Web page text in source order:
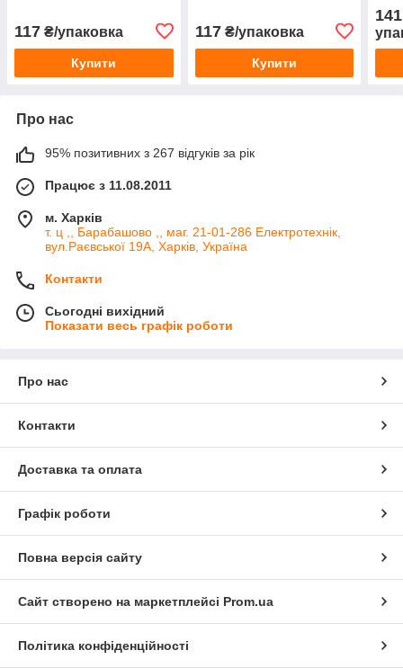
117 ₴/упаковка
Купити
117₴/упаковка
Купити
Про нас
95% позитивних з 267 відгуків за рік
Працює з 11.08.2011
м. Харків
т. ц ,, Барабашово ,, маг. 21-01-286 Електротехнік,
вул.Раєвської 19А, Харків, Україна
Контакти
Сьогодні вихідний
Показати весь графік роботи
Про нас
Контакти
Доставка та оплата
Графік роботи
Повна версія сайту
Сайт створено на маркетплейсі Prom.ua
Політика конфіденційності